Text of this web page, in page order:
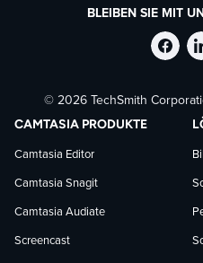
BLEIBEN SIE MIT
auf
© 2026 TechSmith
CAMTASIA PRODUKTE
Camtasia Editor
Camtasia Snagit
Camtasia Audiate
Screencast